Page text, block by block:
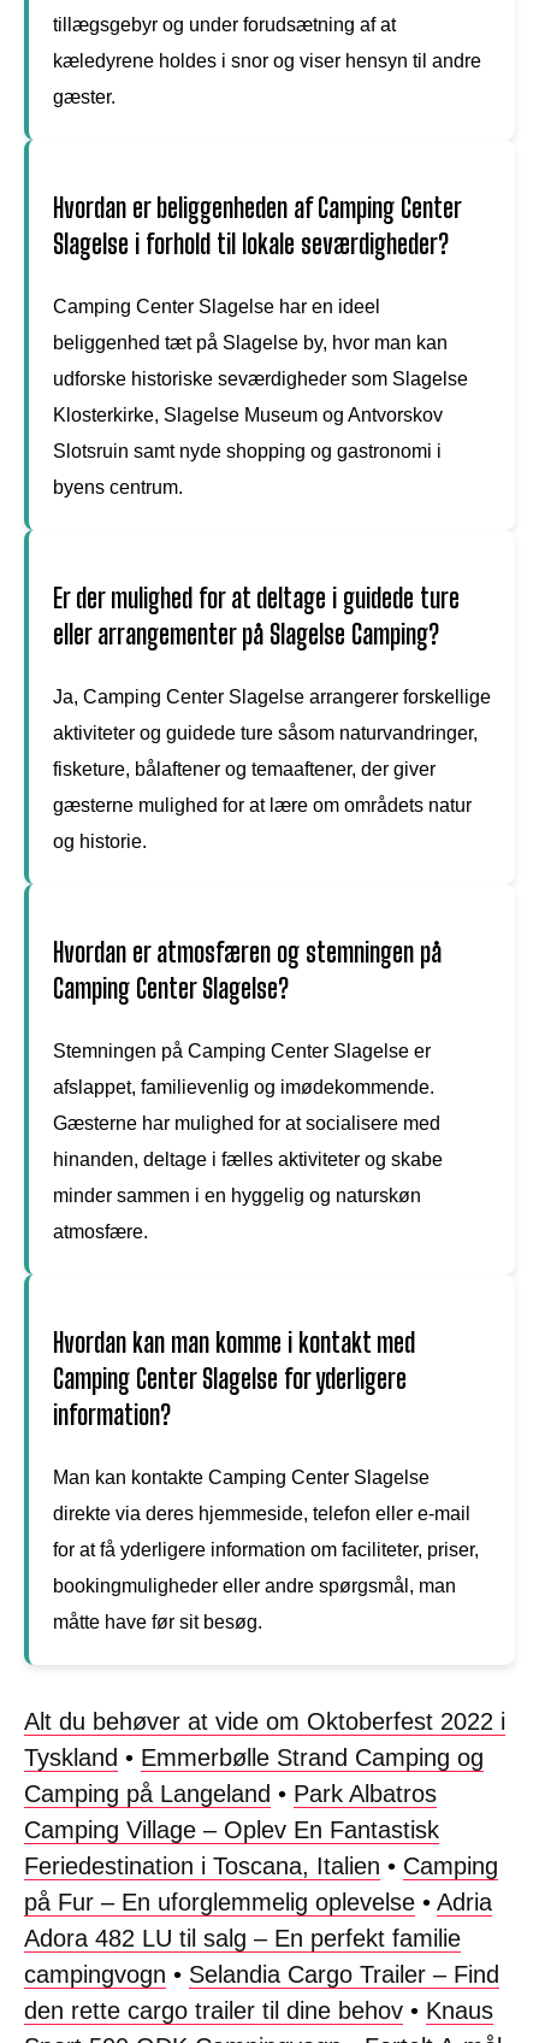
tillægsgebyr og under forudsætning af at
kæledyrene holdes i snor og viser hensyn til andre
gæster.
Hvordan er beliggenheden af Camping Center
Slagelse i forhold til lokale seværdigheder?
Camping Center Slagelse har en ideel
beliggenhed tæt på Slagelse by, hvor man kan
udforske historiske seværdigheder som Slagelse
Klosterkirke, Slagelse Museum og Antvorskov
Slotsruin samt nyde shopping og gastronomi i
byens centrum.
Er der mulighed for at deltage i guidede ture
eller arrangementer på Slagelse Camping?
Ja, Camping Center Slagelse arrangerer forskellige
aktiviteter og guidede ture såsom naturvandringer,
fisketure, bålaftener og temaaftener, der giver
gæsterne mulighed for at lære om områdets natur
og historie.
Hvordan er atmosfæren og stemningen på
Camping Center Slagelse?
Stemningen på Camping Center Slagelse er
afslappet, familievenlig og imødekommende.
Gæsterne har mulighed for at socialisere med
hinanden, deltage i fælles aktiviteter og skabe
minder sammen i en hyggelig og naturskøn
atmosfære.
Hvordan kan man komme i kontakt med
Camping Center Slagelse for yderligere
information?
Man kan kontakte Camping Center Slagelse
direkte via deres hjemmeside, telefon eller e-mail
for at få yderligere information om faciliteter, priser,
bookingmuligheder eller andre spørgsmål, man
måtte have før sit besøg.
Alt du behøver at vide om Oktoberfest 2022 i
Tyskland • Emmerbølle Strand Camping og
Camping på Langeland • Park Albatros
Camping Village – Oplev En Fantastisk
Feriedestination i Toscana, Italien • Camping
på Fur – En uforglemmelig oplevelse • Adria
Adora 482 LU til salg – En perfekt familie
campingvogn • Selandia Cargo Trailer – Find
den rette cargo trailer til dine behov • Knaus